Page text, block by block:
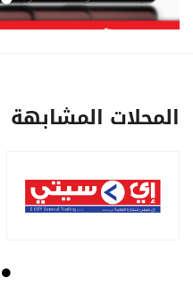
المحلات المشابهة